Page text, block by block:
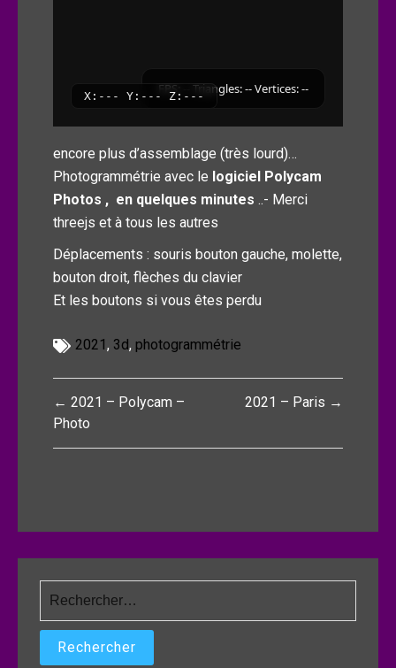
encore plus d’assemblage (très lourd)…
Photogrammétrie avec le logiciel Polycam
Photos , en quelques minutes ..- Merci
threejs et à tous les autres
Déplacements : souris bouton gauche, molette,
bouton droit, flèches du clavier
Et les boutons si vous êtes perdu
2021, 3d, photogrammétrie
Navigation
de
← 2021 – Polycam –
Photo
2021 – Paris →